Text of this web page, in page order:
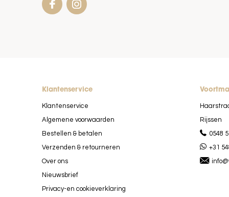
Klantenservice
Klantenservice
Algemene voorwaarden
Bestellen & betalen
Verzenden & retourneren
Over ons
Nieuwsbrief
Privacy-en cookieverklaring
Rijssen
0548
+31